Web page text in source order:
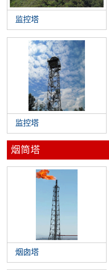
监控塔
监控塔
烟筒塔
烟囱塔